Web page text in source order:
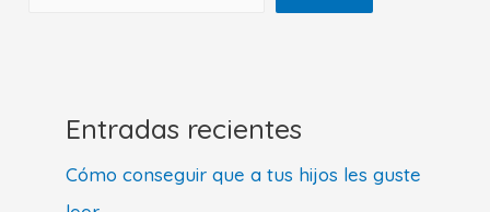
Entradas recientes
Cómo conseguir que a tus hijos les guste